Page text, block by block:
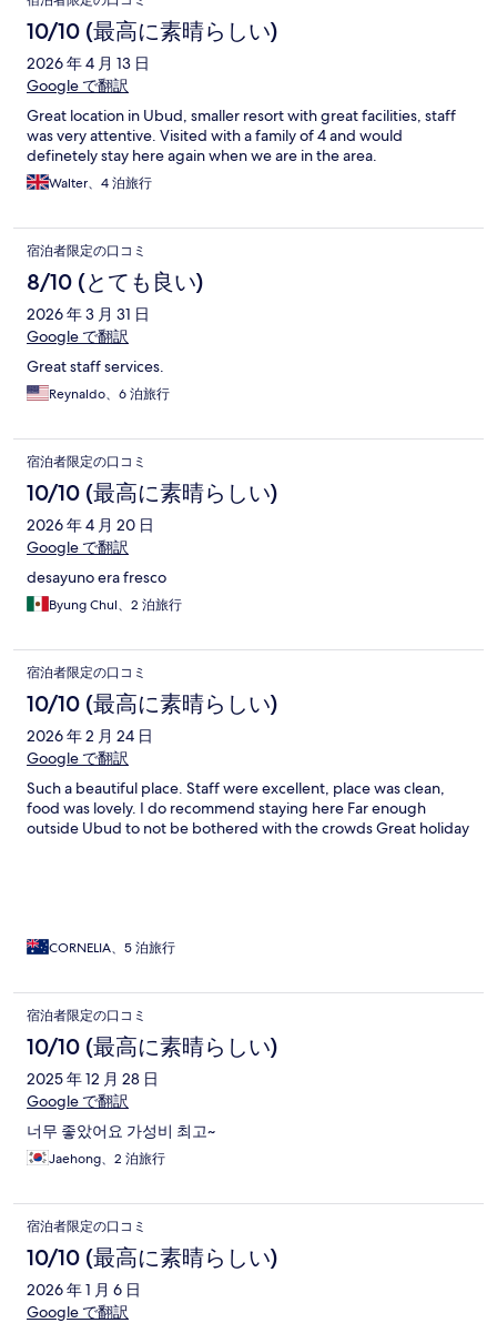
10/10 (最高に素晴らしい)
2026 年 4 月 13 日
Google で翻訳
Great location in Ubud, smaller resort with great facilities, staff
was very attentive. Visited with a family of 4 and would
definetely stay here again when we are in the area.
Walter、4 泊旅行
宿泊者限定の口コミ
8/10 (とても良い)
2026 年 3 月 31 日
Google で翻訳
Great staff services.
Reynaldo、6 泊旅行
宿泊者限定の口コミ
10/10 (最高に素晴らしい)
2026 年 4 月 20 日
Google で翻訳
desayuno era fresco
Byung Chul、2 泊旅行
宿泊者限定の口コミ
10/10 (最高に素晴らしい)
2026 年 2 月 24 日
Google で翻訳
Such a beautiful place. Staff were excellent, place was clean,
food was lovely. I do recommend staying here Far enough
outside Ubud to not be bothered with the crowds Great holiday
CORNELIA、5 泊旅行
宿泊者限定の口コミ
10/10 (最高に素晴らしい)
2025 年 12 月 28 日
Google で翻訳
너무 좋았어요 가성비 최고~
Jaehong、2 泊旅行
宿泊者限定の口コミ
10/10 (最高に素晴らしい)
2026 年 1 月 6 日
Google で翻訳